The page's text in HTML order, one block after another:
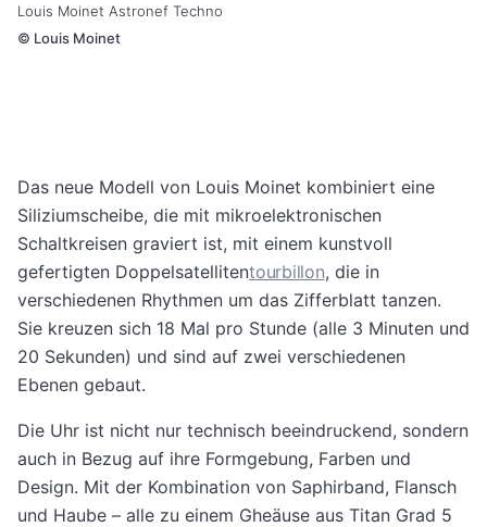
Louis Moinet Astronef Techno
© Louis Moinet
Das neue Modell von Louis Moinet kombiniert eine
Siliziumscheibe, die mit mikroelektronischen
Schaltkreisen graviert ist, mit einem kunstvoll
gefertigten Doppelsatellitentourbillon, die in
verschiedenen Rhythmen um das Zifferblatt tanzen.
Sie kreuzen sich 18 Mal pro Stunde (alle 3 Minuten und
20 Sekunden) und sind auf zwei verschiedenen
Ebenen gebaut.
Die Uhr ist nicht nur technisch beeindruckend, sondern
auch in Bezug auf ihre Formgebung, Farben und
Design. Mit der Kombination von Saphirband, Flansch
und Haube – alle zu einem Gheäuse aus Titan Grad 5